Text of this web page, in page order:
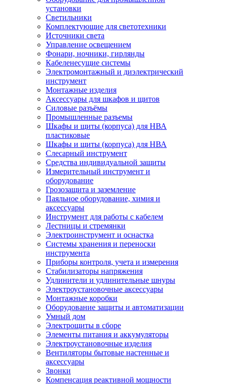
установки
Светильники
Комплектующие для светотехники
Источники света
Управление освещением
Фонари, ночники, гирлянды
Кабеленесущие системы
Электромонтажный и диэлектрический
инструмент
Монтажные изделия
Аксессуары для шкафов и щитов
Силовые разъёмы
Промышленные разъемы
Шкафы и щиты (корпуса) для НВА
пластиковые
Шкафы и щиты (корпуса) для НВА
Слесарный инструмент
Средства индивидуальной защиты
Измерительный инструмент и
оборудование
Грозозащита и заземление
Паяльное оборудование, химия и
аксессуары
Инструмент для работы с кабелем
Лестницы и стремянки
Электроинструмент и оснастка
Системы хранения и переноски
инструмента
Приборы контроля, учета и измерения
Стабилизаторы напряжения
Удлинители и удлинительные шнуры
Электроустановочные аксессуары
Монтажные коробки
Оборудование защиты и автоматизации
Умный дом
Электрощиты в сборе
Элементы питания и аккумуляторы
Электроустановочные изделия
Вентиляторы бытовые настенные и
аксессуары
Звонки
Компенсация реактивной мощности